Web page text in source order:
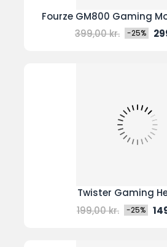
Fourze GM800 Gaming
Normal
pris
399,00 kr. -25%
Twister Gaming
Normal
pris
199,00 kr. -25%